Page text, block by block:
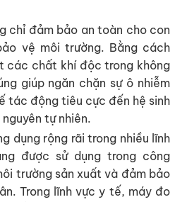
chỉ đảm bảo an toàn cho con
vệ môi trường. Bằng cách
các chất khí độc trong không
giúp ngăn chặn sự ô nhiễm
tác động tiêu cực đến hệ sinh
tự nhiên.
dụng rộng rãi trong nhiều lĩnh
được sử dụng trong công
trường sản xuất và đảm bảo
Trong lĩnh vực y tế, máy đo